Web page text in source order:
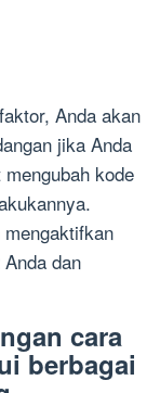
Anda akan
jika Anda
kode
dan
cara
berbagai